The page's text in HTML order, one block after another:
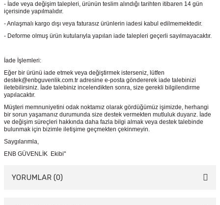
- İade veya değişim talepleri, ürünün teslim alındığı tarihten itibaren 14 gün
içerisinde yapılmalıdır.
- Anlaşmalı kargo dışı veya faturasız ürünlerin iadesi kabul edilmemektedir.
- Deforme olmuş ürün kutularıyla yapılan iade talepleri geçerli sayılmayacaktır.
İade İşlemleri:
Eğer bir ürünü iade etmek veya değiştirmek isterseniz, lütfen
destek@enbguvenlik.com.tr adresine e-posta göndererek iade talebinizi
iletebilirsiniz. İade talebiniz incelendikten sonra, size gerekli bilgilendirme
yapılacaktır.
Müşteri memnuniyetini odak noktamız olarak gördüğümüz işimizde, herhangi
bir sorun yaşamanız durumunda size destek vermekten mutluluk duyarız. İade
ve değişim süreçleri hakkında daha fazla bilgi almak veya destek talebinde
bulunmak için bizimle iletişime geçmekten çekinmeyin.
Saygılarımla,
ENB GÜVENLİK Ekibi"
YORUMLAR (0)